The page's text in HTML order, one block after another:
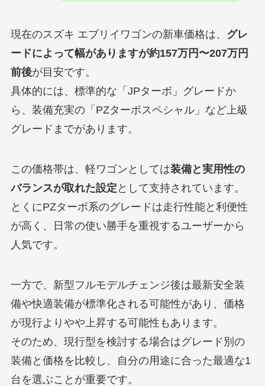
現在のスズキ エブリイワゴンの新車価格は、 グレ
ードによって幅がありますが約157万円〜207万円
前後が目安です。
具体的には、標準的な「JPターボ」グレードか
ら、装備充実の「PZターボスペシャル」など上級
グレードまでがあります。
この価格帯は、軽ワゴンとしては装備と実用性の
バランスが取れた設定 として支持されています。
とくにPZターボ系のグレードは走行性能と利便性
が高く、日常の使い勝手を重視するユーザーから
人気です。
一方で、新型フルモデルチェンジ後は最新安全装
備や快適装備が標準化される可能性があり、価格
が現行よりやや上昇する可能性もあります。
そのため、現行型を検討する場合はグレード別の
装備と価格を比較し、自分の用途に合った最適な1
台を選ぶことが重要です。